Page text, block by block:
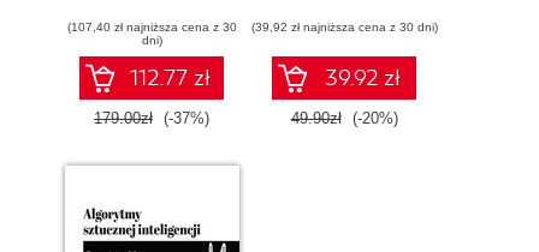
Wydanie III
(107,40 zł najniższa cena z 30
dni)
112.77 zł
179.00zł (-37%)
(39,92 zł najniższa cena z 30 dni)
39.92 zł
49.90zł (-20%)